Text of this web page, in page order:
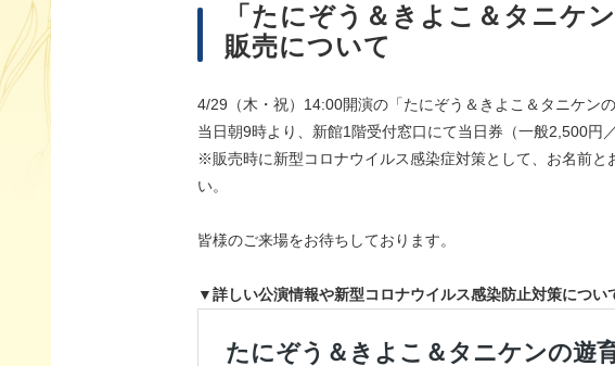
「たにぞう＆きよこ＆タニケ
販売について
4/29（木・祝）14:00開演の「たにぞう＆きよこ＆タニケン
当日朝9時より、新館1階受付窓口にて当日券（一般2,500円
※販売時に新型コロナウイルス感染症対策として、お名前と
い。
皆様のご来場をお待ちしております。
▼詳しい公演情報や新型コロナウイルス感染防止対策につ